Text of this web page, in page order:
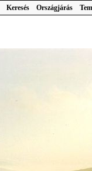
Keresés Országjárás